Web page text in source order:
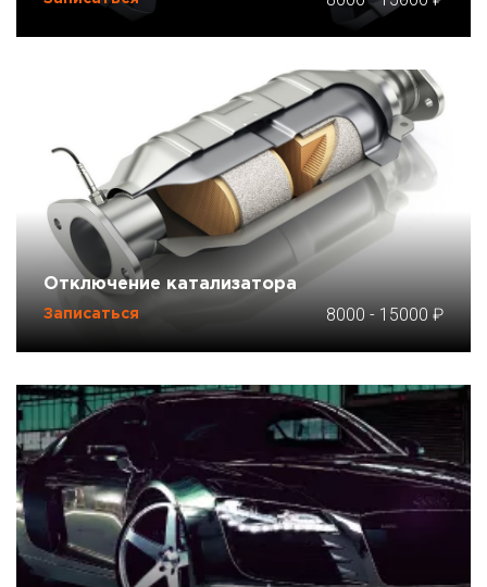
Отключение катализатора
Записаться 8000 - 15000